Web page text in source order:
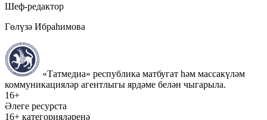
Шеф-редактор
Гөлүзә Ибраһимова
«Татмедиа» республика матбугат һәм массакүләм
коммуникацияләр агентлыгы ярдәме белән чыгарыла.
16+
Әлеге ресурста
16+ категорияләренә